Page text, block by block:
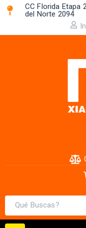
CC Florida Etapa
del Norte 2094 ​